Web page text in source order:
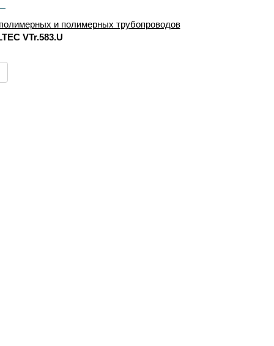
и полимерных трубопроводов
VTr.583.U